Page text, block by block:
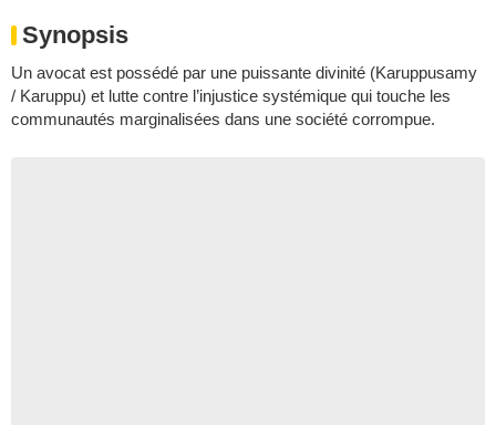
Synopsis
Un avocat est possédé par une puissante divinité (Karuppusamy
/ Karuppu) et lutte contre l’injustice systémique qui touche les
communautés marginalisées dans une société corrompue.